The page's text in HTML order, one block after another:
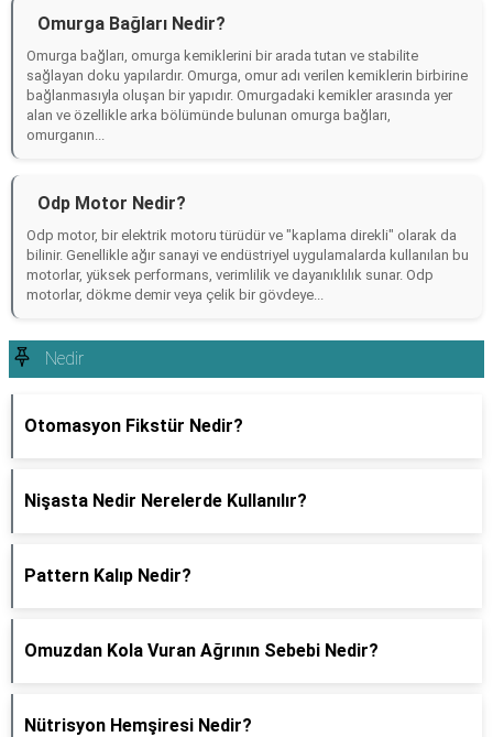
Omurga Bağları Nedir?
Omurga bağları, omurga kemiklerini bir arada tutan ve stabilite
sağlayan doku yapılardır. Omurga, omur adı verilen kemiklerin birbirine
bağlanmasıyla oluşan bir yapıdır. Omurgadaki kemikler arasında yer
alan ve özellikle arka bölümünde bulunan omurga bağları,
omurganın...
Odp Motor Nedir?
Odp motor, bir elektrik motoru türüdür ve "kaplama direkli" olarak da
bilinir. Genellikle ağır sanayi ve endüstriyel uygulamalarda kullanılan bu
motorlar, yüksek performans, verimlilik ve dayanıklılık sunar. Odp
motorlar, dökme demir veya çelik bir gövdeye...
Nedir
Otomasyon Fikstür Nedir?
Nişasta Nedir Nerelerde Kullanılır?
Pattern Kalıp Nedir?
Omuzdan Kola Vuran Ağrının Sebebi Nedir?
Nütrisyon Hemşiresi Nedir?